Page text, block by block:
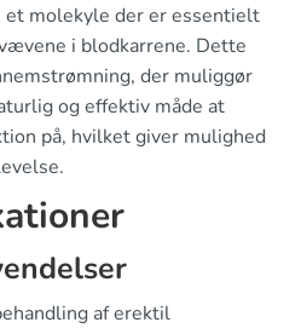
et molekyle der er essentielt
i blodkarrene. Dette
der muliggør
og effektiv måde at
på, hvilket giver mulighed
af erektil